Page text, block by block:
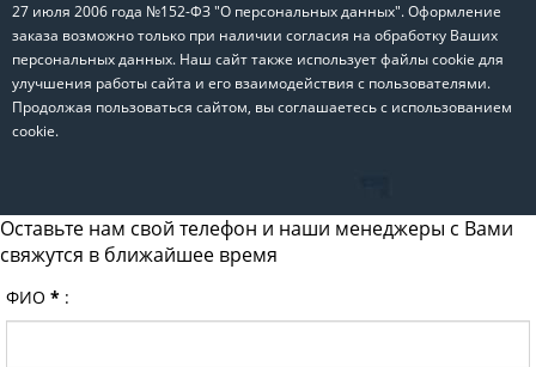
27 июля 2006 года №152-ФЗ "О персональных данных". Оформление
заказа возможно только при наличии согласия на обработку Ваших
персональных данных. Наш сайт также использует файлы cookie для
улучшения работы сайта и его взаимодействия с пользователями.
Продолжая пользоваться сайтом, вы соглашаетесь с использованием
cookie.
Оставьте нам свой телефон и наши менеджеры с Вами
свяжутся в ближайшее время
ФИО * :